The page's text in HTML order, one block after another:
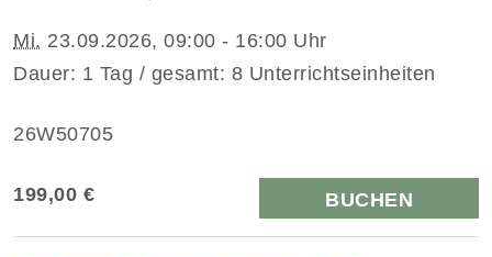
Mi. 23.09.2026, 09:00 - 16:00 Uhr
Dauer: 1 Tag / gesamt: 8 Unterrichtseinheiten
26W50705
199,00 € BUCHEN